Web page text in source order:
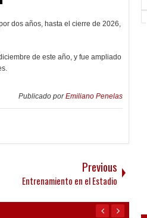
dos años, hasta el cierre de 2026,
de este año, y fue ampliado
Publicado porEmiliano Penelas
Previous
Entrenamiento en el Estadio